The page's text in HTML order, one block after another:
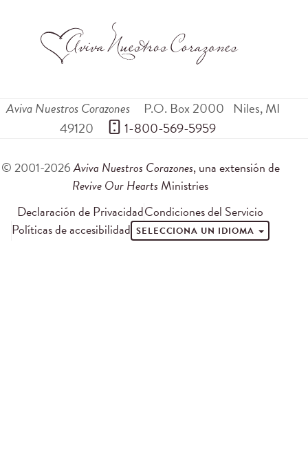
Aviva Nuestros Corazones P.O. Box 2000 Niles,MI
49120
1-800-569-5959
© 2001-2026Aviva Nuestros Corazones, una extensión de
Revive Our Hearts Ministries
Declaración de PrivacidadCondiciones del Servicio
Políticas de accesibilidad SELECCIONA UN IDIOMA